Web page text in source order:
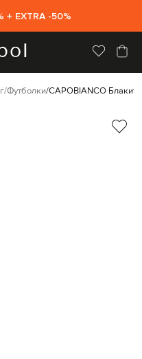
+ EXTRA -50%
Футболки CAPOBIANCO